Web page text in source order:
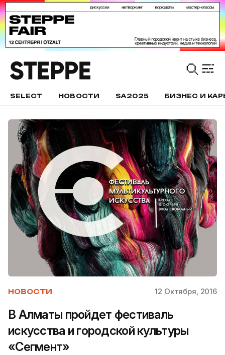
SELECT НОВОСТИ SA2025 БИЗНЕС И
НОВОСТИ 12 Октября, 2016
В Алматы пройдет фестиваль
искусства и городской культуры
«Сегмент»